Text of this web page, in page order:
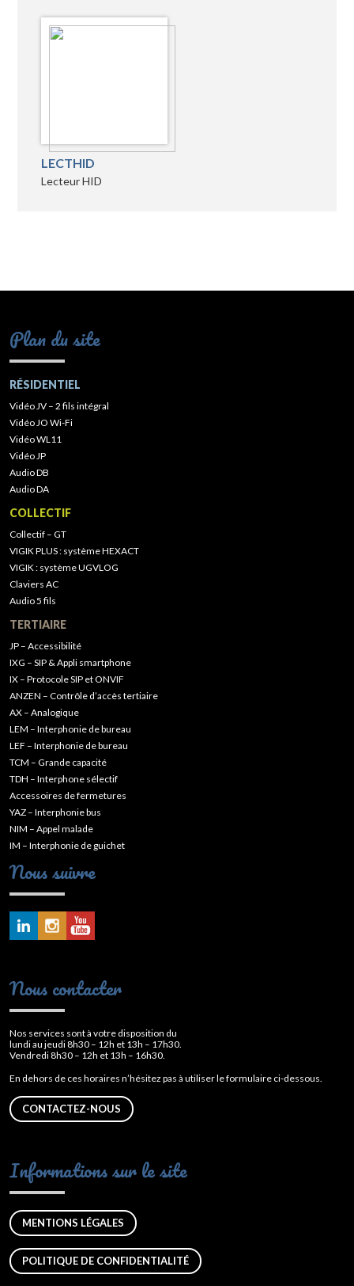
LECTHID
Lecteur HID
Plan du site
RÉSIDENTIEL
Vidéo JV – 2 fils intégral
Vidéo JO Wi-Fi
Vidéo WL11
Vidéo JP
Audio DB
Audio DA
COLLECTIF
Collectif – GT
VIGIK PLUS : système HEXACT
VIGIK : système UGVLOG
Claviers AC
Audio 5 fils
TERTIAIRE
JP – Accessibilité
IXG – SIP & Appli smartphone
IX – Protocole SIP et ONVIF
ANZEN – Contrôle d’accès tertiaire
AX – Analogique
LEM – Interphonie de bureau
LEF – Interphonie de bureau
TCM – Grande capacité
TDH – Interphone sélectif
Accessoires de fermetures
YAZ – Interphonie bus
NIM – Appel malade
IM – Interphonie de guichet
Nous suivre
Nous contacter
Nos services sont à votre disposition du
lundi au jeudi 8h30 – 12h et 13h – 17h30.
Vendredi 8h30 – 12h et 13h – 16h30.
En dehors de ces horaires n’hésitez pas à utiliser le formulaire ci-dessous.
CONTACTEZ-NOUS
Informations sur le site
MENTIONS LÉGALES
POLITIQUE DE CONFIDENTIALITÉ